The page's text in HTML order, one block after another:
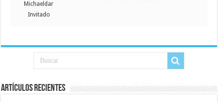
Michaeldar
Invitado
Artículos recientes